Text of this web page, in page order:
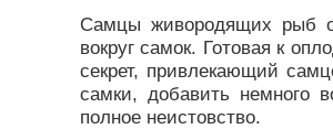
Самцы живородящих рыб
вокруг самок. Готовая к
секрет, привлекающий
самки, добавить немного
полное неистовство.